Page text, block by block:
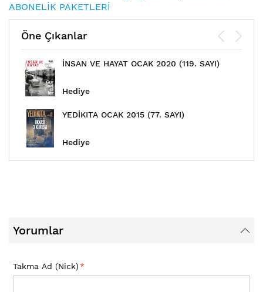
ABONELİK PAKETLERİ
Öne Çıkanlar
İNSAN VE HAYAT OCAK 2020 (119. SAYI)
Hediye
YEDİKITA OCAK 2015 (77. SAYI)
Hediye
Yorumlar
Takma Ad (Nick)